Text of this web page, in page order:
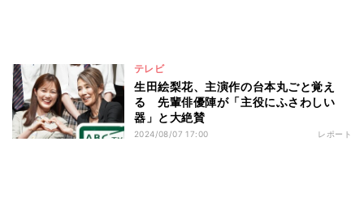
テレビ
生田絵梨花、主演作の台本丸ごと覚え
る 先輩俳優陣が「主役にふさわしい
器」と大絶賛
2024/08/07 17:00 レポート